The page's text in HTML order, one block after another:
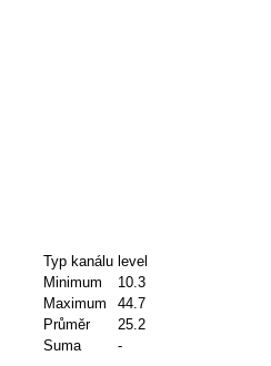
Typ kanálu level
Minimum
10.3
Maximum
44.7
Průměr
25.2
Suma
-